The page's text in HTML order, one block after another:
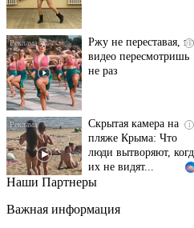
видео пересмотришь
не раз
пляже Крыма: Что
люди вытворяют, когда
их не видят...
Ролик длится
смеяться вы будете
Наши Партнеры
Важная информация